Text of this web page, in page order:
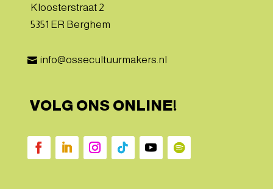
Kloosterstraat 2
5351 ER Berghem
 info@ossecultuurmakers.nl
VOLG ONS ONLINE!